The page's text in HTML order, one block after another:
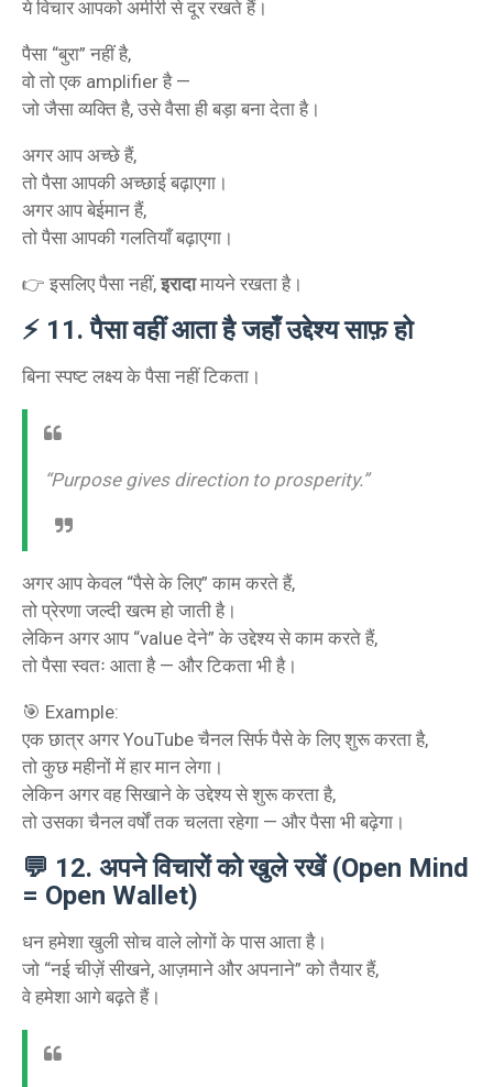
ये विचार आपको अमीरी से दूर रखते हैं।
पैसा “बुरा” नहीं है,
वो तो एक amplifier है —
जो जैसा व्यक्ति है, उसे वैसा ही बड़ा बना देता है।
अगर आप अच्छे हैं,
तो पैसा आपकी अच्छाई बढ़ाएगा।
अगर आप बेईमान हैं,
तो पैसा आपकी गलतियाँ बढ़ाएगा।
👉 इसलिए पैसा नहीं,इरादामायने रखता है।
⚡ 11. पैसा वहीं आता है जहाँ उद्देश्य साफ़ हो
बिना स्पष्ट लक्ष्य के पैसा नहीं टिकता।
“Purpose gives direction to prosperity.”
अगर आप केवल “पैसे के लिए” काम करते हैं,
तो प्रेरणा जल्दी खत्म हो जाती है।
लेकिन अगर आप “value देने” के उद्देश्य से काम करते हैं,
तो पैसा स्वतः आता है — और टिकता भी है।
🎯 Example:
एक छात्र अगर YouTube चैनल सिर्फ पैसे के लिए शुरू करता है,
तो कुछ महीनों में हार मान लेगा।
लेकिन अगर वह सिखाने के उद्देश्य से शुरू करता है,
तो उसका चैनल वर्षों तक चलता रहेगा — और पैसा भी बढ़ेगा।
💬 12. अपने विचारों को खुले रखें (Open Mind
= Open Wallet)
धन हमेशा खुली सोच वाले लोगों के पास आता है।
जो “नई चीज़ें सीखने, आज़माने और अपनाने” को तैयार हैं,
वे हमेशा आगे बढ़ते हैं।